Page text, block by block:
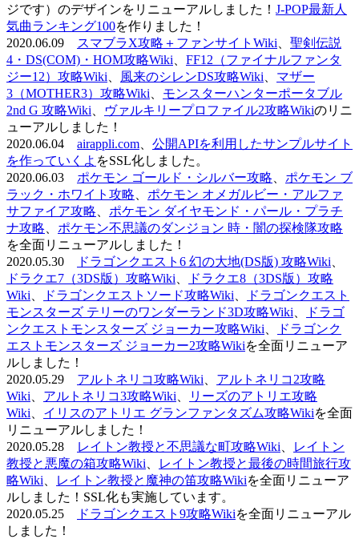
ジです）のデザインをリニューアルしました！ J-POP最新人
気曲ランキング100を作りました！
2020.06.09
スマブラX攻略＋ファンサイトWiki
聖剣伝説
4・DS(COM)・HOM攻略Wiki
FF12（ファイナルファンタ
ジー12）攻略Wiki
風来のシレンDS攻略Wiki
マザー
3（MOTHER3）攻略Wiki
モンスターハンターポータブル
2nd G 攻略Wiki
ヴァルキリープロファイル2攻略Wikiのリニ
ューアルしました！
2020.06.04 airappli.com
公開APIを利用したサンプルサイト
を作っていくよ をSSL化しました。
2020.06.03 ポケモン ゴールド・シルバー攻略
ポケモン ブ
ラック・ホワイト攻略
ポケモン オメガルビー・アルファ
サファイア攻略
ポケモン ダイヤモンド・パール・プラチ
ナ攻略
ポケモン不思議のダンジョン 時・闇の探検隊攻略
を全面リニューアルしました！
2020.05.30
ドラゴンクエスト6 幻の大地(DS版) 攻略Wiki
ドラクエ7（3DS版）攻略Wiki
ドラクエ8（3DS版）攻略
Wiki
ドラゴンクエストソード攻略Wiki
ドラゴンクエスト
モンスターズ テリーのワンダーランド3D攻略Wiki
ドラゴ
ンクエストモンスターズ ジョーカー攻略Wiki
ドラゴンク
エストモンスターズ ジョーカー2攻略Wikiを全面リニューア
ルしました！
2020.05.29 アルトネリコ攻略Wiki
アルトネリコ2攻略
Wiki
アルトネリコ3攻略Wiki
リーズのアトリエ攻略
Wiki
イリスのアトリエ グランファンタズム攻略Wikiを全面
リニューアルしました！
2020.05.28
レイトン教授と不思議な町攻略Wiki
レイトン
教授と悪魔の箱攻略Wiki
レイトン教授と最後の時間旅行攻
略Wiki
レイトン教授と魔神の笛攻略Wikiを全面リニューア
ルしました！SSL化も実施しています。
2020.05.25
ドラゴンクエスト9攻略Wikiを全面リニューアル
しました！